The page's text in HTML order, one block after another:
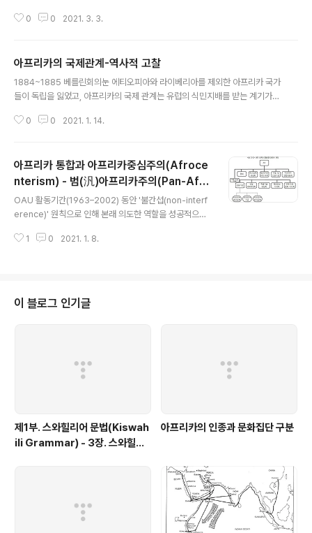
에 대한 논의는 경제와 정치 변수를 모두 포괄해야 한다고 보았다. 칼 도이치(K
보다 일관성 있는 정치체제를 평화적으로 만드는 과정으로 정의되었으며 각 단
위는 주권의 일부를 중앙 권위에 자발적으로 양도하고 구성원들 간의 갈등 해결
을 위한 무력 사용을 포기하는 것으로 이해할 수 있다. 현실적으로 지역통합은
0 0 2021. 3. 3.
아프리카의 국제관계-역사적 고찰
1884~1885 베를린회의눈 에티오피아와 라이베리아를 제외한 아프리카 국가
들이 독립을 잃었고, 아프리카의 국제 관계는 유럽의 식민지배를 받는 계기가
럽이 쇠퇴하고 식민지로부터의 독립을 추구하는 아프리카 민족주의자들의 운동
리카 신생 독립국들이 2차 세계대전 이후 미국과 구(舊)소련연방의 비대칭적인
역학 관계 속에서 대리전을 치르는 양상을 보였다. 1989년에 베를린 장벽이 무
너지고 냉전이 종식되었지만 이념에 바탕을 둔 미국과 구(舊)소련연방 간 냉전
은 차가운 평화(Cold..
0 0 2021. 1. 14.
아프리카 통합과 아프리카중심주의(Afroce
nterism) - 범(汎)아프리카주의(Pan-Afri
canism)-아프리카연합(AU)의 출범
OAU 활동기간(1963–2002) 동안 '불간섭(non-interf
erence)' 원칙으로 인해 본래 의도한 역할을 성공적으로
기구의 개입을 어렵게 했다. 1980년대 초 차드에서의 평
력이 부족했다. OAU 회원국들은 아프리카 지도자들이 종
종 OAU 헌장과 모순되는 국가적 또는 개인적 의제를 추구
1 0 2021. 1. 8.
이 블로그 인기글
제1부. 스와힐리어 문법(Kiswah
ili Grammar) - 3장. 스와힐리
아프리카의 인종과 문화집단 구분